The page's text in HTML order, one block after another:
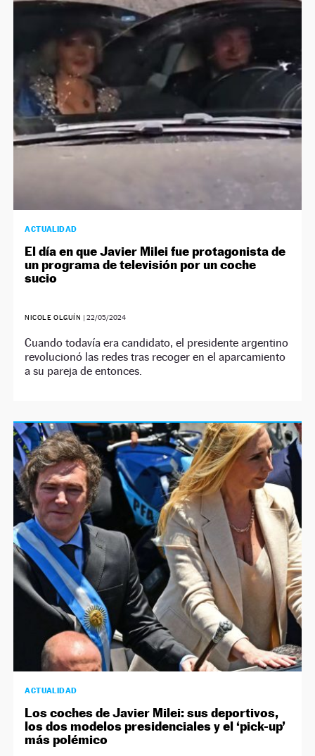
ACTUALIDAD
El día en que Javier Milei fue protagonista de
un programa de televisión por un coche
sucio
NICOLE OLGUÍN | 22/05/2024
Cuando todavía era candidato, el presidente argentino
revolucionó las redes tras recoger en el aparcamiento
a su pareja de entonces.
ACTUALIDAD
Los coches de Javier Milei: sus deportivos,
los dos modelos presidenciales y el ‘pick-up’
más polémico